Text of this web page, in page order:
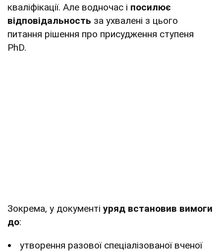
кваліфікації. Але водночас і посилює
відповідальность за ухвалені з цього
питання рішення про присудження ступеня
PhD.
Зокрема, у документі уряд встановив вимоги
до:
утворення разової спеціалізованої вченої